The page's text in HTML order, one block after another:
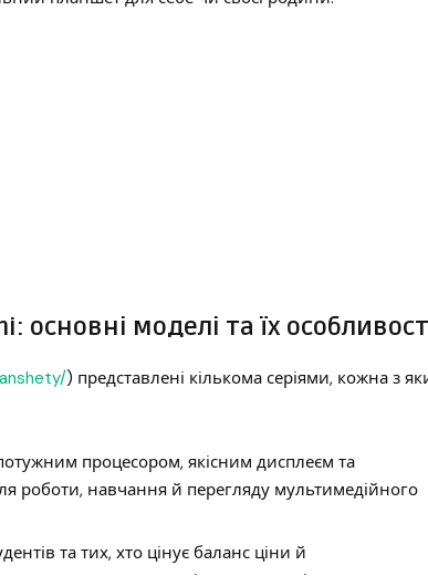
моделі та їх
) представлені кількома серіями, кожна з
процесором, якісним дисплеєм та
роботи, навчання й перегляду мультимедійного
та тих, хто цінує баланс ціни й